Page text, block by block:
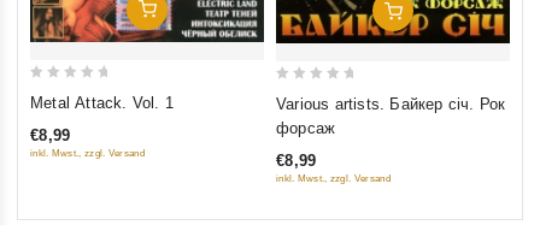
Добавить В Корзину
of
Metal Attack. Vol. 1
€8,99
inkl. Mwst., zzgl. Versand
Добавить В Корзину
5
Various artists. Байкер січ. Рок
форсаж
€8,99
inkl. Mwst., zzgl. Versand